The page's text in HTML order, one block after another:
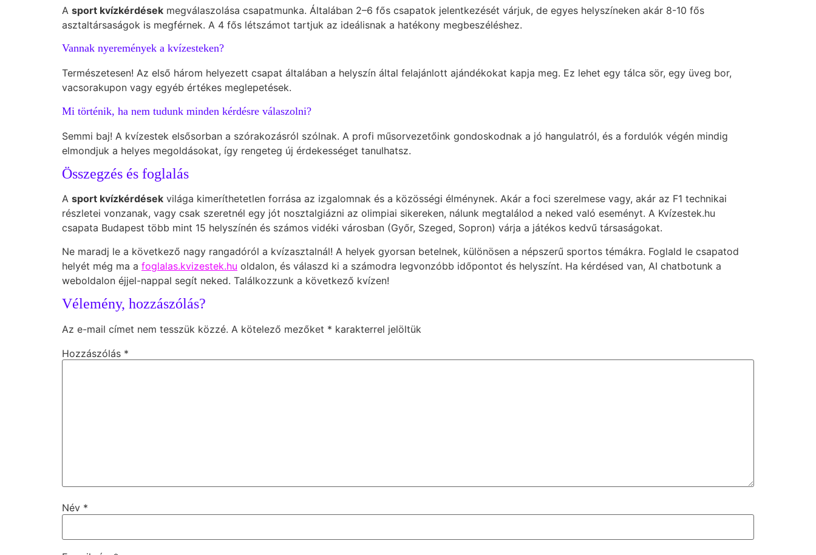
A sport kvízkérdések megválaszolása csapatmunka. Általában 2–6 fős csapatok jelentkezését várjuk, de egyes helyszíneken akár 8-10 fős
asztaltársaságok is megférnek. A 4 fős létszámot tartjuk az ideálisnak a hatékony megbeszéléshez.
Vannak nyeremények a kvízesteken?
Természetesen! Az első három helyezett csapat általában a helyszín által felajánlott ajándékokat kapja meg. Ez lehet egy tálca sör, egy üveg bor,
vacsorakupon vagy egyéb értékes meglepetések.
Mi történik, ha nem tudunk minden kérdésre válaszolni?
Semmi baj! A kvízestek elsősorban a szórakozásról szólnak. A profi műsorvezetőink gondoskodnak a jó hangulatról, és a fordulók végén mindig
elmondjuk a helyes megoldásokat, így rengeteg új érdekességet tanulhatsz.
Összegzés és foglalás
A sport kvízkérdések világa kimeríthetetlen forrása az izgalomnak és a közösségi élménynek. Akár a foci szerelmese vagy, akár az F1 technikai
részletei vonzanak, vagy csak szeretnél egy jót nosztalgiázni az olimpiai sikereken, nálunk megtalálod a neked való eseményt. A Kvízestek.hu
csapata Budapest több mint 15 helyszínén és számos vidéki városban (Győr, Szeged, Sopron) várja a játékos kedvű társaságokat.
Ne maradj le a következő nagy rangadóról a kvízasztalnál! A helyek gyorsan betelnek, különösen a népszerű sportos témákra. Foglald le csapatod
helyét még ma a foglalas.kvizestek.hu oldalon, és válaszd ki a számodra legvonzóbb időpontot és helyszínt. Ha kérdésed van, AI chatbotunk a
weboldalon éjjel-nappal segít neked. Találkozzunk a következő kvízen!
Vélemény, hozzászólás?
Az e-mail címet nem tesszük közzé. A kötelező mezőket * karakterrel jelöltük
Hozzászólás *
Név *